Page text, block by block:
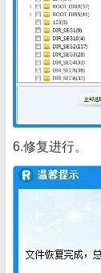
6.修复进行。